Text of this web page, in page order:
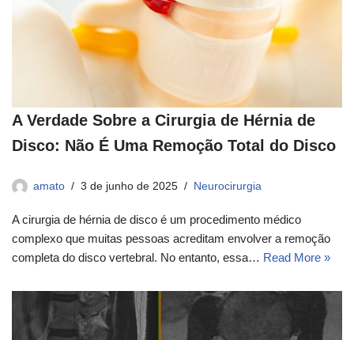
A Verdade Sobre a Cirurgia de Hérnia de
Disco: Não É Uma Remoção Total do Disco
amato 3 de junho de 2025 Neurocirurgia
A cirurgia de hérnia de disco é um procedimento médico
complexo que muitas pessoas acreditam envolver a remoção
completa do disco vertebral. No entanto, essa… Read More »